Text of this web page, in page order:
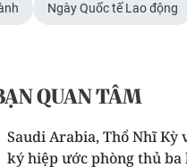
Ngày Quốc tế Lao động
QUAN TÂM
Saudi Arabia, Thổ Nhĩ Kỳ
ký hiệp ước phòng thủ ba